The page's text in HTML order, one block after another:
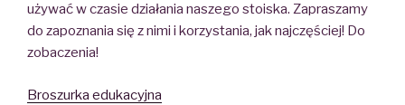
używać w czasie działania naszego stoiska. Zapraszamy
do zapoznania się z nimi i korzystania, jak najczęściej! Do
zobaczenia!
Broszurka edukacyjna